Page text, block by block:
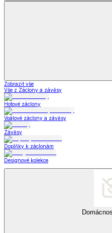
Zobrazit vše
Vše z Záclony a závěsy
Hotové záclony
Voálové záclony a závěsy
Závěsy
Doplňky k záclonám
Designové kolekce